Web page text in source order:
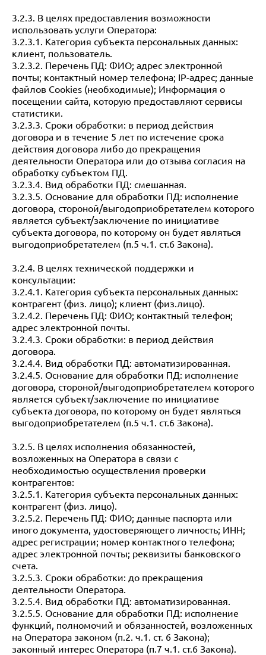
3.2.3. В целях предоставления возможности
использовать услуги Оператора:
3.2.3.1. Категория субъекта персональных данных:
клиент, пользователь.
3.2.3.2. Перечень ПД: ФИО; адрес электронной
почты; контактный номер телефона; IP-адрес; данные
файлов Cookies (необходимые); Информация о
посещении сайта, которую предоставляют сервисы
статистики.
3.2.3.3. Сроки обработки: в период действия
договора и в течение 5 лет по истечение срока
действия договора либо до прекращения
деятельности Оператора или до отзыва согласия на
обработку субъектом ПД.
3.2.3.4. Вид обработки ПД: смешанная.
3.2.3.5. Основание для обработки ПД: исполнение
договора, стороной/выгодоприобретателем которого
является субъект/заключение по инициативе
субъекта договора, по которому он будет являться
выгодоприобретателем (п.5 ч.1. ст.6 Закона).
3.2.4. В целях технической поддержки и
консультации:
3.2.4.1. Категория субъекта персональных данных:
контрагент (физ. лицо); клиент (физ.лицо).
3.2.4.2. Перечень ПД: ФИО; контактный телефон;
адрес электронной почты.
3.2.4.3. Сроки обработки: в период действия
договора.
3.2.4.4. Вид обработки ПД: автоматизированная.
3.2.4.5. Основание для обработки ПД: исполнение
договора, стороной/выгодоприобретателем которого
является субъект/заключение по инициативе
субъекта договора, по которому он будет являться
выгодоприобретателем (п.5 ч.1. ст.6 Закона).
3.2.5. В целях исполнения обязанностей,
возложенных на Оператора в связи с
необходимостью осуществления проверки
контрагентов:
3.2.5.1. Категория субъекта персональных данных:
контрагент (физ. лицо).
3.2.5.2. Перечень ПД: ФИО; данные паспорта или
иного документа, удостоверяющего личность; ИНН;
адрес регистрации; номер контактного телефона;
адрес электронной почты; реквизиты банковского
счета.
3.2.5.3. Сроки обработки: до прекращения
деятельности Оператора.
3.2.5.4. Вид обработки ПД: автоматизированная.
3.2.5.5. Основание для обработки ПД: исполнение
функций, полномочий и обязанностей, возложенных
на Оператора законом (п.2. ч.1. ст. 6 Закона);
законный интерес Оператора (п.7 ч.1. ст.6 Закона).